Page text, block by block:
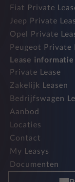
Fiat Private
Jeep Private
Opel Private
Peugeot Private
Lease informatie
Private Lease
Zakelijk Leasen
Bedrijfswagen
Aanbod
Locaties
Contact
My Leasys
Documenten